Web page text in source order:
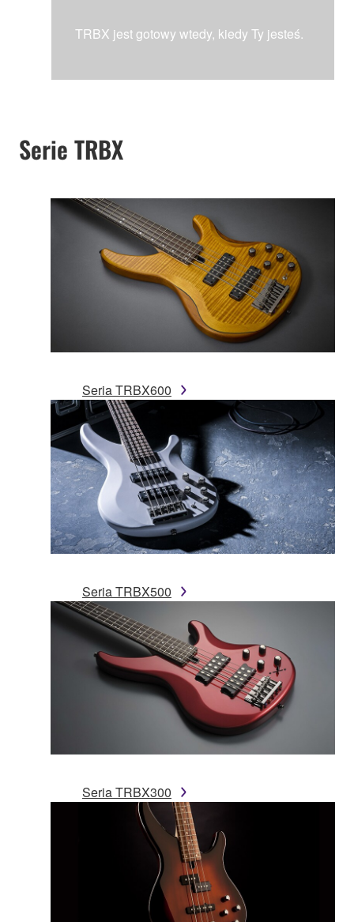
TRBX jest gotowy wtedy, kiedy Ty jesteś.
Serie TRBX
Seria TRBX600
Seria TRBX500
Seria TRBX300